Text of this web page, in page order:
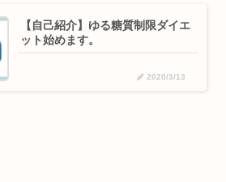
【自己紹介】ゆる糖質制限ダイエ
ット始めます。
2020/3/13